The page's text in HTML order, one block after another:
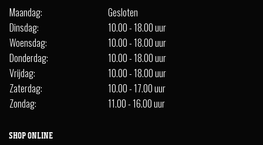
Maandag:
Gesloten
Dinsdag:
10.00 - 18.00 uur
Woensdag:
10.00 - 18.00 uur
Donderdag:
10.00 - 18.00 uur
Vrijdag:
10.00 - 18.00 uur
Zaterdag:
10.00 - 17.00 uur
Zondag:
11.00 - 16.00 uur
SHOP ONLINE